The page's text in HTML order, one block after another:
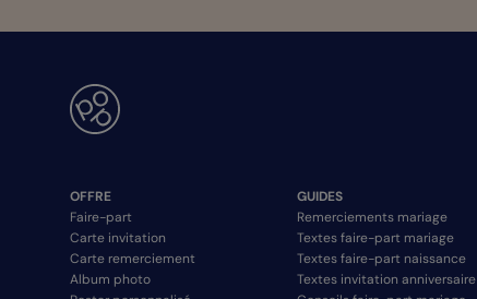
OFFRE
Faire-part
Carte invitation
Carte remerciement
Album photo
GUIDES
Remerciements mariage
Textes faire-part mariage
Textes faire-part naissance
Textes invitation anniversaire